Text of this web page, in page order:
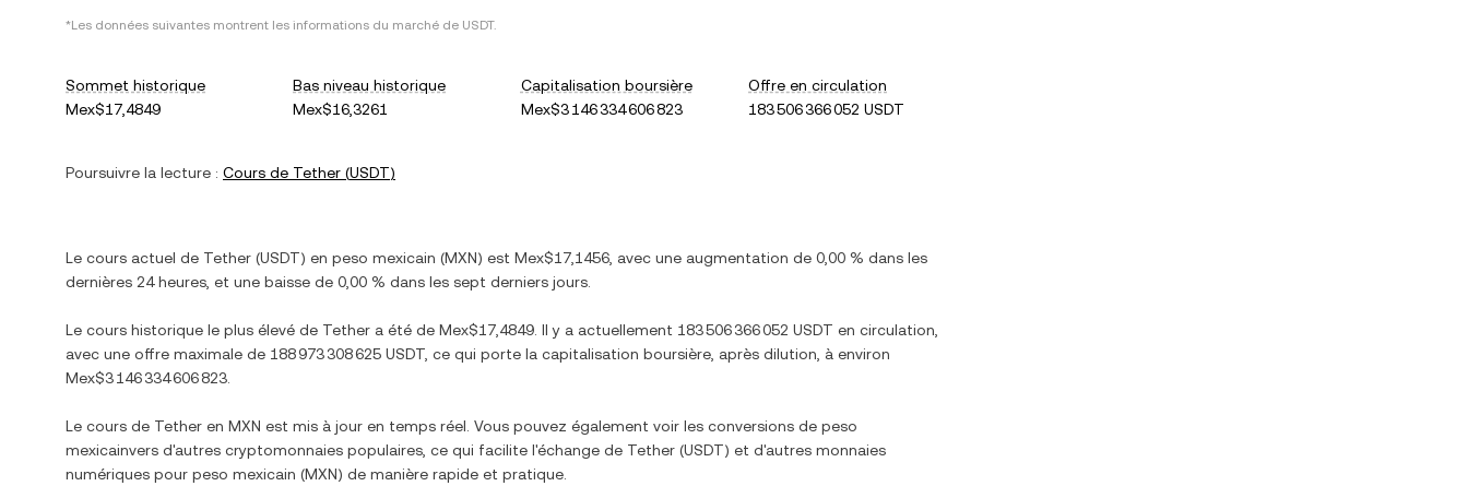
*Les données suivantes montrent les informations du marché de USDT.
Sommet historique
Mex$17,4849
Bas niveau historique
Mex$16,3261
Capitalisation boursière
Mex$3 146 334 606 823
Offre en circulation
183 506 366 052 USDT
Poursuivre la lecture : Cours de Tether (USDT)
Le cours actuel de Tether (USDT) en peso mexicain (MXN) est Mex$17,1456 , avec une augmentation de 0,00 % dans les
dernières 24 heures, et une baisse de 0,00 % dans les sept derniers jours.
Le cours historique le plus élevé de Tether a été de Mex$17,4849 . Il y a actuellement 183 506 366 052 USDT en circulation,
avec une offre maximale de 188 973 308 625 USDT , ce qui porte la capitalisation boursière, après dilution, à environ
Mex$3 146 334 606 823
Le cours de Tether en MXN est mis à jour en temps réel. Vous pouvez également voir les conversions de peso
mexicainvers d'autres cryptomonnaies populaires, ce qui facilite l'échange de Tether (USDT) et d'autres monnaies
numériques pour peso mexicain (MXN) de manière rapide et pratique.